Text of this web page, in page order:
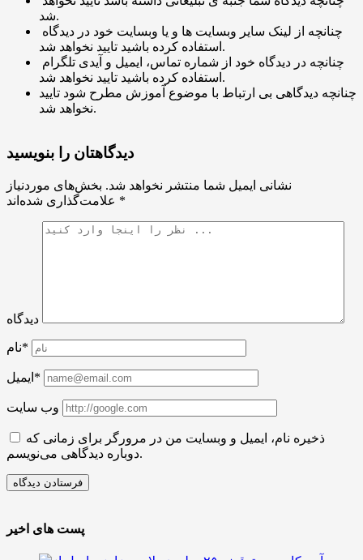
شد.
استفاده کرده باشید تایید نخواهد شد.
استفاده کرده باشید تایید نخواهد شد.
چنانچه دیدگاهی بی ارتباط با موضوع آموزش مطرح شود تایید
نخواهد شد.
دیدگاهتان را بنویسید
نشانی ایمیل شما منتشر نخواهد شد. بخش‌های موردنیاز
*
دیدگاه
نام*
ایمیل*
وب سایت
ذخیره نام، ایمیل و وبسایت من در مرورگر برای زمانی که
دوباره دیدگاهی می‌نویسم.
پست های اخیر